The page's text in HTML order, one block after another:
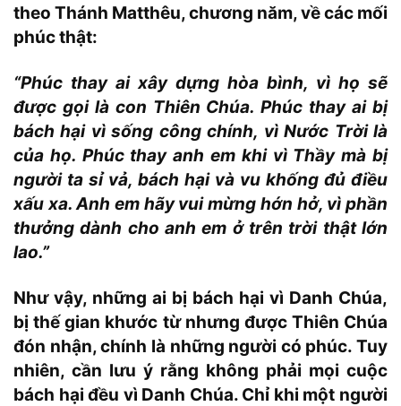
theo Thánh Matthêu, chương năm, về các mối
phúc thật:
“Phúc thay ai xây dựng hòa bình, vì họ sẽ
được gọi là con Thiên Chúa. Phúc thay ai bị
bách hại vì sống công chính, vì Nước Trời là
của họ. Phúc thay anh em khi vì Thầy mà bị
người ta sỉ vả, bách hại và vu khống đủ điều
xấu xa. Anh em hãy vui mừng hớn hở, vì phần
thưởng dành cho anh em ở trên trời thật lớn
lao.”
Như vậy, những ai bị bách hại vì Danh Chúa,
bị thế gian khước từ nhưng được Thiên Chúa
đón nhận, chính là những người có phúc. Tuy
nhiên, cần lưu ý rằng không phải mọi cuộc
bách hại đều vì Danh Chúa. Chỉ khi một người